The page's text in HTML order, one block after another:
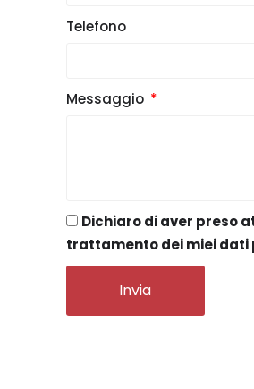
Telefono
Messaggio
Dichiaro di aver preso
trattamento dei miei dati
Invia